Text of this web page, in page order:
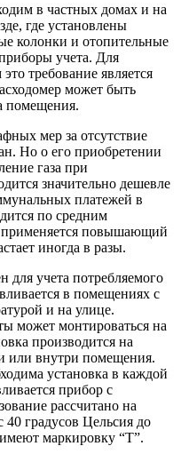
в частных домах и на
где установлены
колонки и отопительные
учета. Для
требование является
может быть
помещения.
мер за отсутствие
Но о его приобретении
газа при
значительно дешевле
платежей в
по средним
применяется повышающий
иногда в разы.
для учета потребляемого
в помещениях с
и на улице.
может монтироваться на
производится на
или внутри помещения.
установка в каждой
прибор с
рассчитано на
градусов Цельсия до
маркировку “Т”.